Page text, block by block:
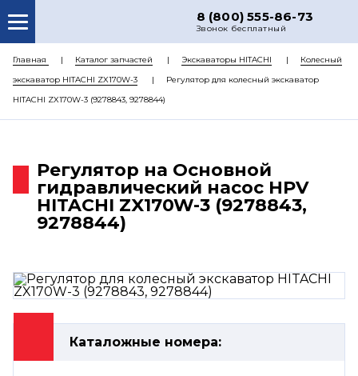
8 (800) 555-86-73
Звонок бесплатный
О НАС
КАТАЛОГ ЗАПЧАСТЕЙ
РЕМОНТ
ЦЕНЫ
КОНТАКТЫ
Главная Каталог запчастей Экскаваторы HITACHI
Колесный
экскаватор HITACHI ZX170W-3
Регулятор для колесный экскаватор
HITACHI ZX170W-3 (9278843, 9278844)
Регулятор на Основной
гидравлический насос HPV
HITACHI ZX170W-3 (9278843,
9278844)
Каталожные номера: